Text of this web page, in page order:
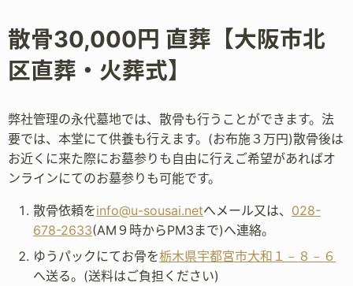
散骨30,000円 直葬【大阪市北
区直葬・火葬式】
弊社管理の永代墓地では、散骨も行うことができます。法
要では、本堂にて供養も行えます。(お布施３万円)散骨後は
お近くに来た際にお墓参りも自由に行えご希望があればオ
ンラインにてのお墓参りも可能です。
散骨依頼をinfo@u-sousai.netへメール又は、 028-
678-2633(AM９時からPM3まで)へ連絡。
ゆうパックにてお骨を栃木県宇都宮市大和１－８－６
へ送る。(送料はご負担ください)